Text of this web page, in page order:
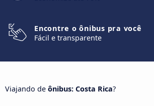
Encontre o ônibus pra você
Fácil e transparente
Viajando de ônibus: Costa Rica?